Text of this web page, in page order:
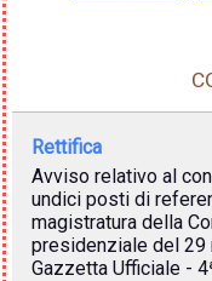
Rettifica
Avviso relativo al
undici posti di
magistratura della
presidenziale del 29
Gazzetta Ufficiale -